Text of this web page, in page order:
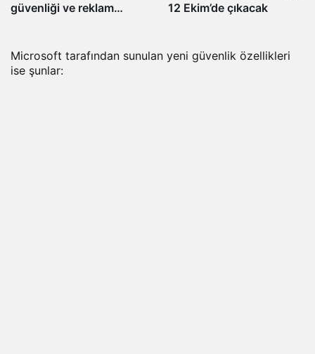
güvenliği ve reklam
ayrıldı
12 Ekim’de çıkacak
Microsoft tarafından sunulan yeni güvenlik özellikleri
ise şunlar: